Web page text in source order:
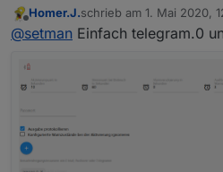
Welche Einstellungen
Danke
Offline
Homer.J.schrieb am 1. Mai 2020,
zuletzt editiert von
@setman Einfach telegram.0